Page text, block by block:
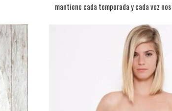
mantiene cada temporada y cada vez